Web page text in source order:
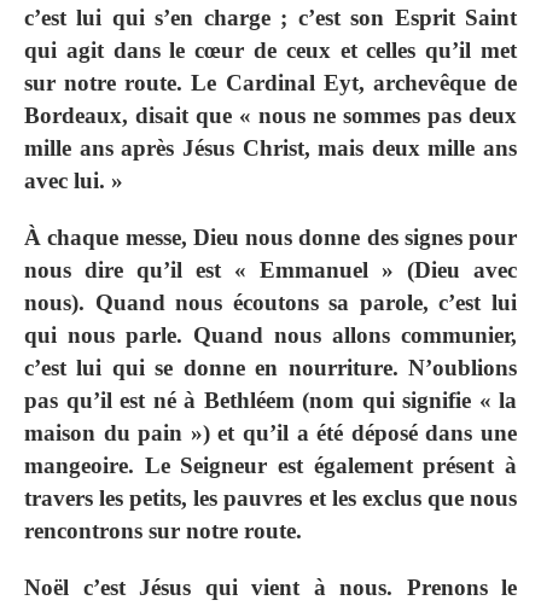
c’est lui qui s’en charge ; c’est son Esprit Saint
qui agit dans le cœur de ceux et celles qu’il met
sur notre route. Le Cardinal Eyt, archevêque de
Bordeaux, disait que « nous ne sommes pas deux
mille ans après Jésus Christ, mais deux mille ans
avec lui. »
À chaque messe, Dieu nous donne des signes pour
nous dire qu’il est « Emmanuel » (Dieu avec
nous). Quand nous écoutons sa parole, c’est lui
qui nous parle. Quand nous allons communier,
c’est lui qui se donne en nourriture. N’oublions
pas qu’il est né à Bethléem (nom qui signifie « la
maison du pain ») et qu’il a été déposé dans une
mangeoire. Le Seigneur est également présent à
travers les petits, les pauvres et les exclus que nous
rencontrons sur notre route.
Noël c’est Jésus qui vient à nous. Prenons le